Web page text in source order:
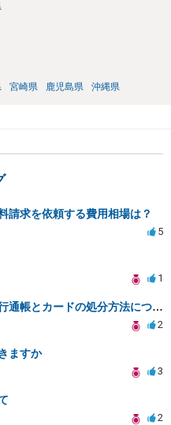
宮崎県 鹿児島県 沖縄県
請求を依頼する費用相場は？
5
1
離婚後の元配偶者名義の銀行通帳とカードの処分方法について
2
ますか
3
2